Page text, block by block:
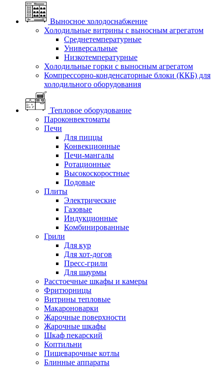
Выносное холодоснабжение
Холодильные витрины с выносным агрегатом
Среднетемпературные
Универсальные
Низкотемпературные
Холодильные горки с выносным агрегатом
Компрессорно-конденсаторные блоки (ККБ) для
холодильного оборудования
Тепловое оборудование
Пароконвектоматы
Печи
Для пиццы
Конвекционные
Печи-мангалы
Ротационные
Высокоскоростные
Подовые
Плиты
Электрические
Газовые
Индукционные
Комбинированные
Грили
Для кур
Для хот-догов
Пресс-грили
Для шаурмы
Расстоечные шкафы и камеры
Фритюрницы
Витрины тепловые
Макароноварки
Жарочные поверхности
Жарочные шкафы
Шкаф пекарский
Коптильни
Пищеварочные котлы
Блинные аппараты